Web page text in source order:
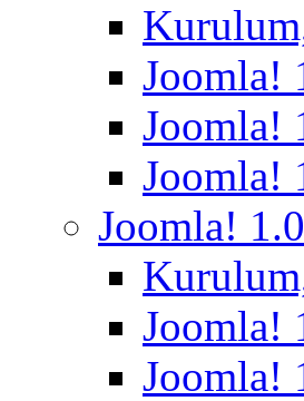
Joomla!
Joomla!
Joomla!
Joomla!
Joomla!
Joomla!